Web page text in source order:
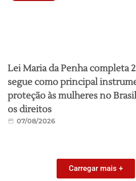
Lei Maria da Penha completa
segue como principal
proteção às mulheres no
os direitos
07/08/2026
Carregar mais +